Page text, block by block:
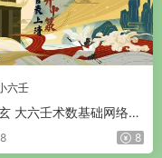
六壬
大六壬术数基础网络教
视频
8